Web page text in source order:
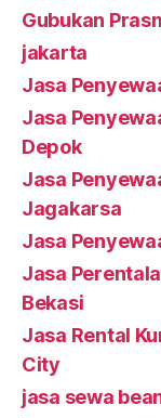
Gubukan
jakarta
Jasa
Jasa
Depok
Jasa
Jagakarsa
Jasa
Jasa
Bekasi
Jasa Rental
City
jasa sewa